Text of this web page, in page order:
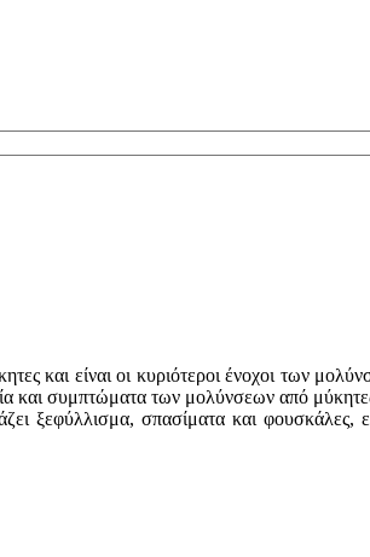
και είναι οι κυριότεροι ένοχοι των
και συμπτώματα των μολύνσεων από
ξεφύλλισμα, σπασίματα και